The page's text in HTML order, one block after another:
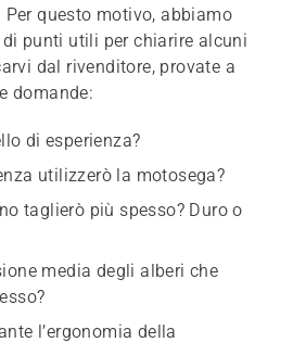
questo motivo, abbiamo
punti utili per chiarire alcuni
dal rivenditore, provate a
domande:
di esperienza?
utilizzerò la motosega?
taglierò più spesso? Duro o
media degli alberi che
l’ergonomia della